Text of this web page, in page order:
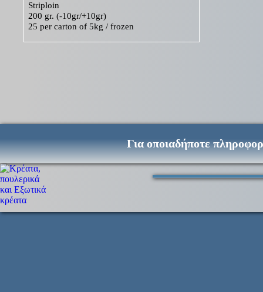
Striploin
200 gr. (-10gr/+10gr)
25 per carton of 5kg / frozen
Για οποιαδήποτε